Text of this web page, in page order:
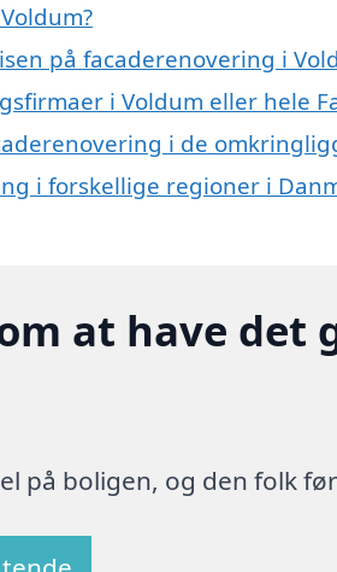
på facaderenovering i
i Voldum eller hele
i de
i forskellige regioner i
at have det
på boligen, og den folk